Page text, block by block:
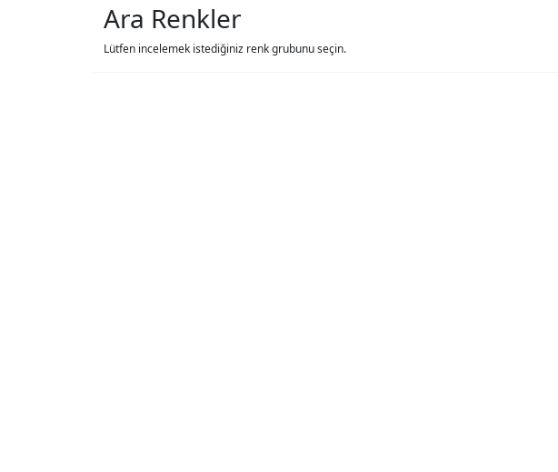
Ara Renkler
Lütfen incelemek istediğiniz renk grubunu seçin.